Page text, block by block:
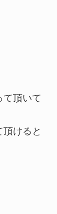
て頂いて
けると